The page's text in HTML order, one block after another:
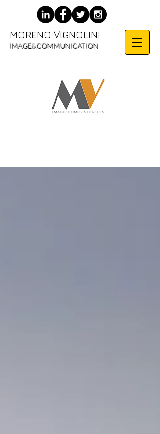
MORENO VIGNOLINI
IMAGE&COMMUNICATION